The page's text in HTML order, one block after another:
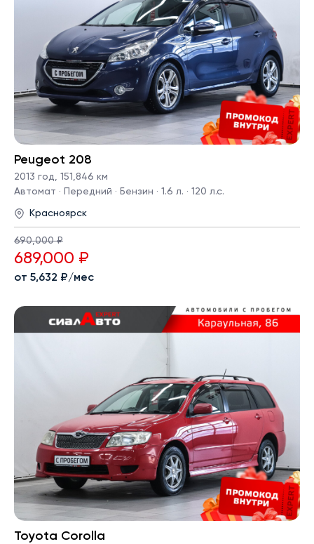
Peugeot 208
2013 год, 151,846 км
Автомат · Передний · Бензин · 1.6 л. · 120 л.с.
Красноярск
690,000 ₽
689,000 ₽
от 5,632 ₽/мес
Toyota Corolla